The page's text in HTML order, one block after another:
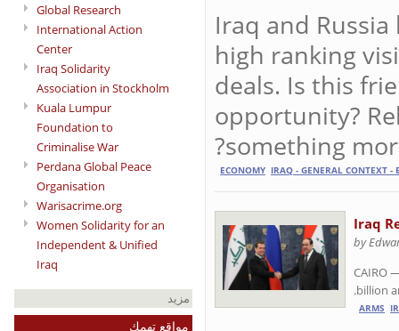
Global Research
International Action
Center
Iraq Solidarity
Association in Stockholm
Kuala Lumpur
Foundation to
Criminalise War
Perdana Global Peace
Organisation
Warisacrime.org
Women Solidarity for an
Independent & Unified
Iraq
Iraq and
high ranking
deals. Is this
opportunity?
something
ECONOMY IRAQ - GENERAL CONTEXT -
Iraq
by
CAIRO
billion
ARMS